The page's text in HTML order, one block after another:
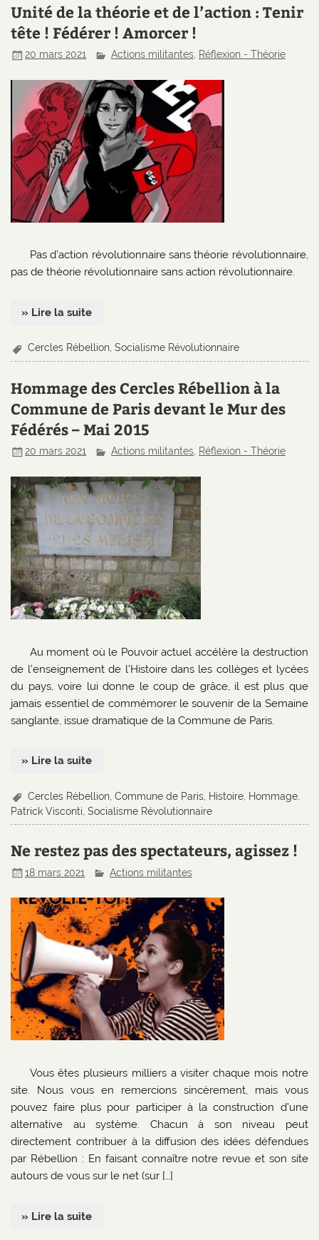
Unité de la théorie et de l’action : Tenir
tête ! Fédérer ! Amorcer !
20 mars 2021 Actions militantes Réflexion - Théorie
Pas d’action révolutionnaire sans théorie révolutionnaire,
pas de théorie révolutionnaire sans action révolutionnaire.
» Lire la suite
Cercles Rébellion,Socialisme Révolutionnaire
Hommage des Cercles Rébellion à la
Commune de Paris devant le Mur des
Fédérés – Mai 2015
20 mars 2021 Actions militantes, Réflexion - Théorie
Au moment où le Pouvoir actuel accélère la destruction
de l’enseignement de l’Histoire dans les collèges et lycées
du pays, voire lui donne le coup de grâce, il est plus que
jamais essentiel de commémorer le souvenir de la Semaine
sanglante, issue dramatique de la Commune de Paris.
» Lire la suite
Cercles Rébellion ,Commune de Paris Histoire Hommage
Patrick Visconti ,Socialisme Révolutionnaire
Ne restez pas des spectateurs, agissez !
18 mars 2021 Actions militantes
Vous êtes plusieurs milliers a visiter chaque mois notre
site. Nous vous en remercions sincèrement, mais vous
pouvez faire plus pour participer à la construction d’une
alternative au système. Chacun à son niveau peut
directement contribuer à la diffusion des idées défendues
par Rébellion : En faisant connaître notre revue et son site
autours de vous sur le net (sur […]
» Lire la suite